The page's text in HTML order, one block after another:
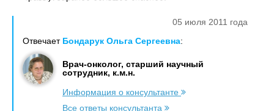
05 июля 2011 года
Отвечает Бондарук Ольга Сергеевна:
Врач-онколог, старший научный
сотрудник, к.м.н.
Информация о консультанте
Все ответы консультанта